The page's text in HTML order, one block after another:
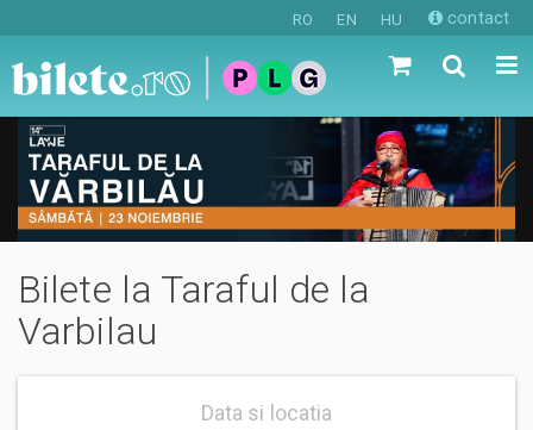
RO EN HU contact
Bilete la Taraful de la
Varbilau
Data si locatia